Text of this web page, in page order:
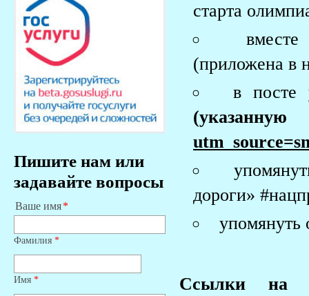
Пишите нам или
задавайте вопросы
Ваше имя
Фамилия *
Имя *
старта
(приложена в
в посте
дороги»
упомянуть
Ссылки на